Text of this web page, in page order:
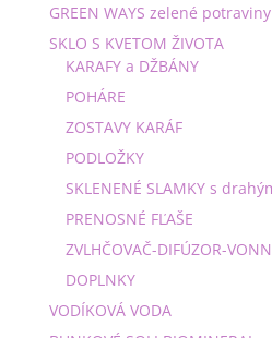
GREEN WAYS zelené potraviny
SKLO S KVETOM ŽIVOTA
KARAFY a DŽBÁNY
POHÁRE
ZOSTAVY KARÁF
PODLOŽKY
SKLENENÉ SLAMKY s
PRENOSNÉ FĽAŠE
ZVLHČOVAČ-DIFÚZOR-
DOPLNKY
VODÍKOVÁ VODA